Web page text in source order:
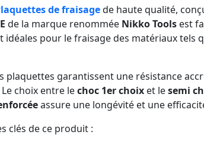
de fraisagede haute qualité,
de la marque renommée Nikko Tools est
pour le fraisage des matériaux tels
plaquettes garantissent une résistance
choix entre lechoc 1er choix et lesemi
assure une longévité et une
clés de ce produit :